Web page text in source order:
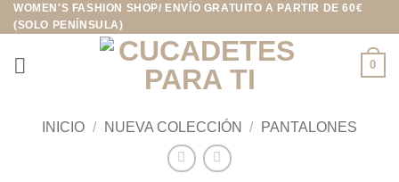
Saltar
al
contenido
WOMEN'S FASHION SHOP/ ENVÍO GRATUITO A PARTIR DE 60€
(SOLO PENÍNSULA)
0
INICIO / NUEVA COLECCIÓN / PANTALONES